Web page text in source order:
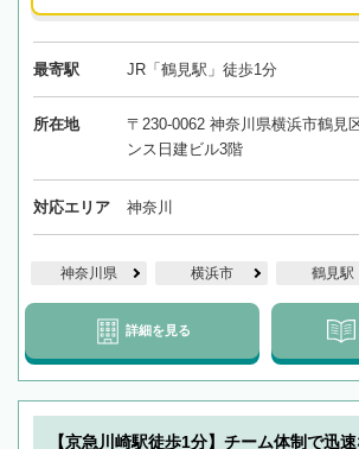
最寄駅 JR「鶴見駅」徒歩1分
所在地
〒230-0062 神奈川県横浜市鶴見
ンス日建ビル3階
対応エリア 神奈川
神奈川県 横浜市 鶴見駅
詳細を見る
【京急川崎駅徒歩1分】チーム体制で迅